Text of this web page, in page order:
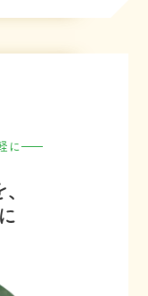
に